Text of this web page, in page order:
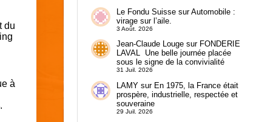
du
à
Le Fondu SuissesurAutomobile :
virage sur l’aile.
3 Août. 2026
Jean-Claude Lougesur FONDERIE
LAVAL Une belle journée placée
sous le signe de la convivialité
31 Juil. 2026
LAMYsur En 1975, la France était
prospère, industrielle, respectée et
souveraine
29 Juil. 2026